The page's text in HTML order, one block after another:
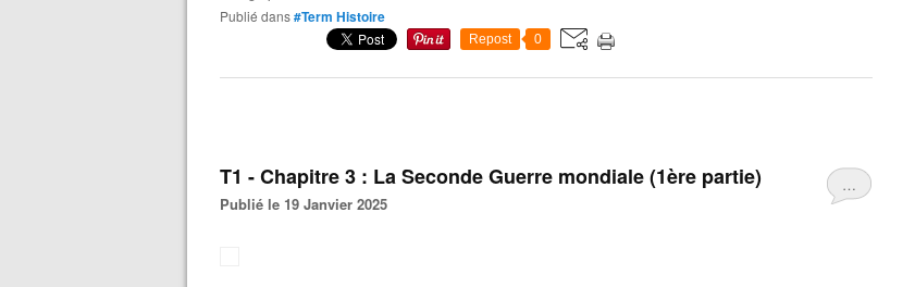
Publié dans#Term Histoire
Repost 0
…
T1 - Chapitre 3 : La Seconde Guerre mondiale (1ère partie)
Publié le 19 Janvier 2025